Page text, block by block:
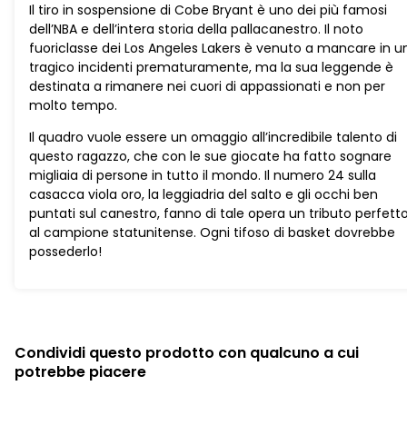
Il tiro in sospensione di Cobe Bryant è uno dei più famosi
dell’NBA e dell’intera storia della pallacanestro. Il noto
fuoriclasse dei Los Angeles Lakers è venuto a mancare in
tragico incidenti prematuramente, ma la sua leggende è
destinata a rimanere nei cuori di appassionati e non per
molto tempo.
Il quadro vuole essere un omaggio all’incredibile talento di
questo ragazzo, che con le sue giocate ha fatto sognare
migliaia di persone in tutto il mondo. Il numero 24 sulla
casacca viola oro, la leggiadria del salto e gli occhi ben
puntati sul canestro, fanno di tale opera un tributo
al campione statunitense. Ogni tifoso di basket dovrebbe
possederlo!
Condividi questo prodotto con qualcuno a cui
potrebbe piacere